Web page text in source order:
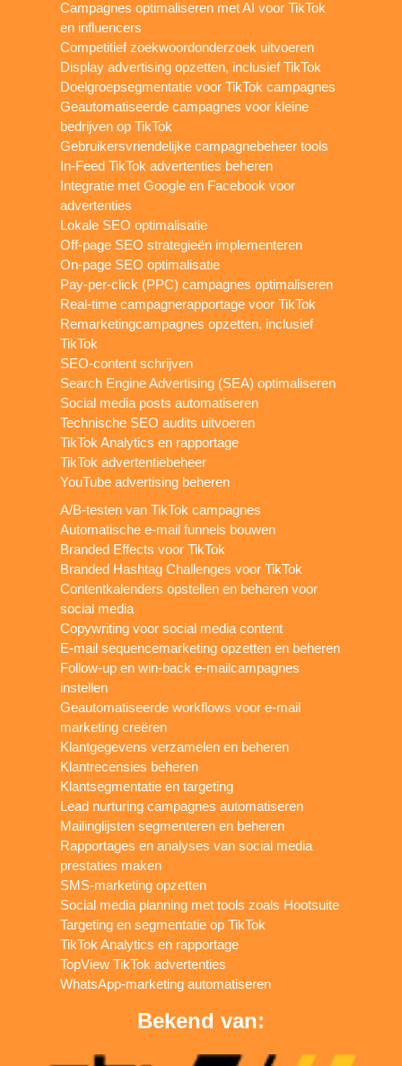
Campagnes optimaliseren met AI voor TikTok
en influencers
Competitief zoekwoordonderzoek uitvoeren
Display advertising opzetten, inclusief TikTok
Doelgroepsegmentatie voor TikTok campagnes
Geautomatiseerde campagnes voor kleine
bedrijven op TikTok
Gebruikersvriendelijke campagnebeheer tools
In-Feed TikTok advertenties beheren
Integratie met Google en Facebook voor
advertenties
Lokale SEO optimalisatie
Off-page SEO strategieën implementeren
On-page SEO optimalisatie
Pay-per-click (PPC) campagnes optimaliseren
Real-time campagnerapportage voor TikTok
Remarketingcampagnes opzetten, inclusief
TikTok
SEO-content schrijven
Search Engine Advertising (SEA) optimaliseren
Social media posts automatiseren
Technische SEO audits uitvoeren
TikTok Analytics en rapportage
TikTok advertentiebeheer
YouTube advertising beheren
A/B-testen van TikTok campagnes
Automatische e-mail funnels bouwen
Branded Effects voor TikTok
Branded Hashtag Challenges voor TikTok
Contentkalenders opstellen en beheren voor
social media
Copywriting voor social media content
E-mail sequencemarketing opzetten en beheren
Follow-up en win-back e-mailcampagnes
instellen
Geautomatiseerde workflows voor e-mail
marketing creëren
Klantgegevens verzamelen en beheren
Klantrecensies beheren
Klantsegmentatie en targeting
Lead nurturing campagnes automatiseren
Mailinglijsten segmenteren en beheren
Rapportages en analyses van social media
prestaties maken
SMS-marketing opzetten
Social media planning met tools zoals Hootsuite
Targeting en segmentatie op TikTok
TikTok Analytics en rapportage
TopView TikTok advertenties
WhatsApp-marketing automatiseren
Bekend van: